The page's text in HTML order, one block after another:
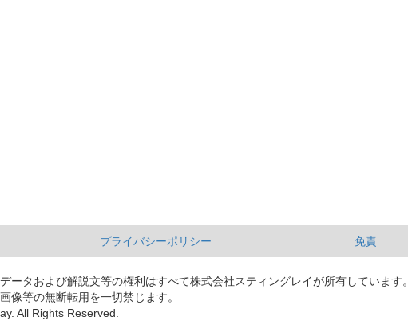
プライバシーポリシー 免責
ータおよび解説文等の権利はすべて株式会社スティングレイが所有しています。
像等の無断転用を一切禁じます。
All Rights Reserved.